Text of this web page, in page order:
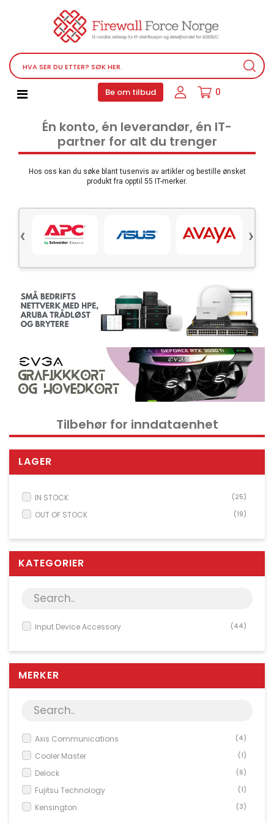
Be om tilbud 0
Nettverksutstyr
Service, støtteprogrammer og lisenser
Telefoner, PBX og VOIP
Programvare
Tilbehør
Lyd video og multimedia
Skjermer og projektorer
Servere og lagringsutstyr
Datamaskin PC-system
Kontorrekvisita og tilbehør
Verktøy
Nettverksdata rack og serverskap
Overvåkingsutstyr
KVM utstyr
Skrivere, skannere og tilbehør
Husholdnings- og hageutstyr
Spill og droner
Electrical Supplies
PC Components
Various
Games & Leisure
Network Equipment
Phones & PBX
Tools
Software
Photo & Video
Én konto, én leverandør, én IT-
partner for alt du trenger
Hos oss kan du søke blant tusenvis av artikler og bestille ønsket
produkt fra opptil 55 IT-merker.
‹ ›
Tilbehør for inndataenhet
LAGER
IN STOCK (25)
OUT OF STOCK (19)
KATEGORIER
Input Device Accessory (44)
MERKER
Axis Communications (4)
Cooler Master (1)
Delock (6)
Fujitsu Technology (1)
Kensington (3)